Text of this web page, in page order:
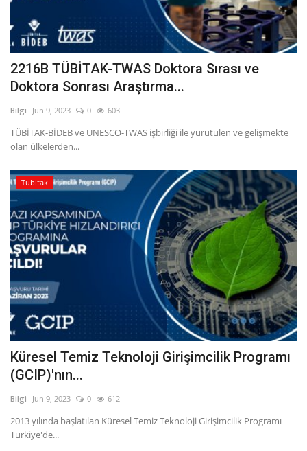
2216B TÜBİTAK-TWAS Doktora Sırası ve
Doktora Sonrası Araştırma...
Bilgi Jun 9, 2023 0 603
TÜBİTAK-BİDEB ve UNESCO-TWAS işbirliği ile yürütülen ve gelişmekte
olan ülkelerden...
Tubitak
Küresel Temiz Teknoloji Girişimcilik Programı
(GCIP)'nın...
Bilgi Jun 9, 2023 0 612
2013 yılında başlatılan Küresel Temiz Teknoloji Girişimcilik Programı
Türkiye'de...